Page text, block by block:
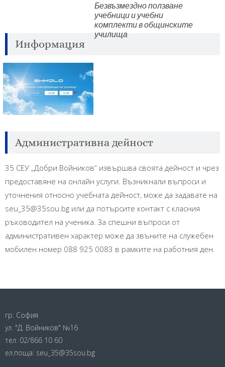
Безвъзмездно ползване
учебници и учебни
комплекти в общинските
училища
Информация
Административна дейност
35 СЕУ „Добри Войников“ извършва своята дейност и чрез
предоставяне на онлайн услуги. Възникнали въпроси и
уточнения относно учебната дейност, може да задавате на
seu_35@35sou.bg или да потърсите контакт с класния
ръководител на ученика. За спешни въпроси от
административен характер може да звъните на служебен
мобилен номер 088 925 0083 в рамките на работния ден.
гр. София
ул. "Д. Войников" №16
тел: 02/866 10 60
ел.поща: seu_35@35sou.bg